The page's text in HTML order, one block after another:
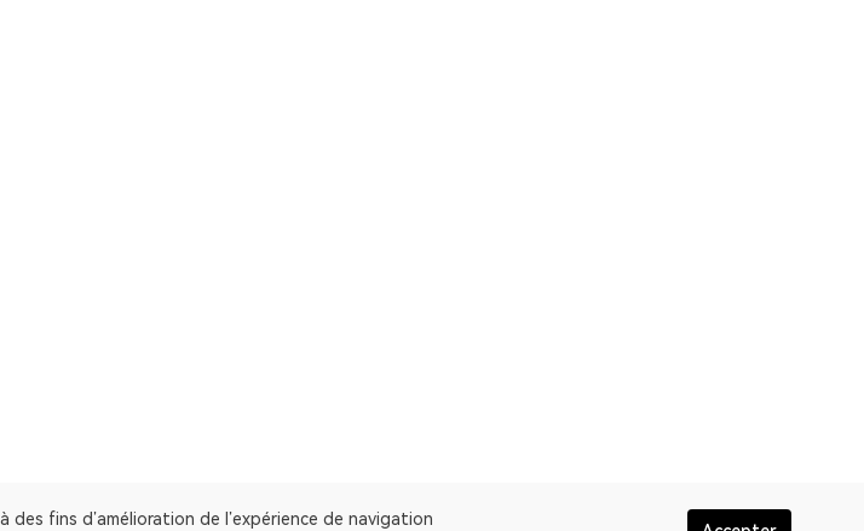
fins d’amélioration de l’expérience de navigation